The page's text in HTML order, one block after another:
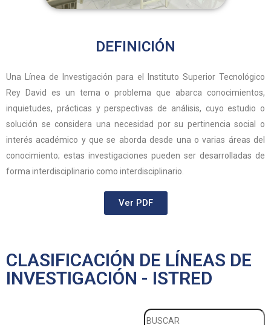
DEFINICIÓN
Una Línea de Investigación para el Instituto Superior Tecnológico
Rey David es un tema o problema que abarca conocimientos,
inquietudes, prácticas y perspectivas de análisis, cuyo estudio o
solución se considera una necesidad por su pertinencia social o
interés académico y que se aborda desde una o varias áreas del
conocimiento; estas investigaciones pueden ser desarrolladas de
forma interdisciplinario como interdisciplinario.
Ver PDF
CLASIFICACIÓN DE LÍNEAS DE
INVESTIGACIÓN - ISTRED